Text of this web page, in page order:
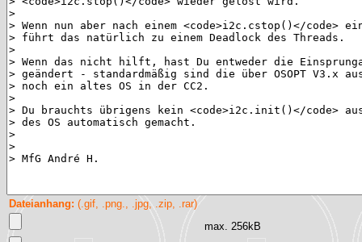
Dateianhang: (.gif, .png., .jpg, .zip, .rar)
max. 256kB